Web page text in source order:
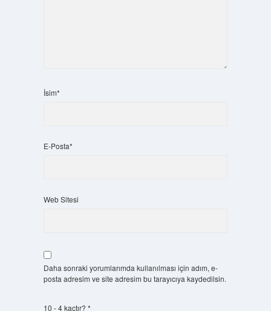
İsim*
E-Posta*
Web Sitesi
Daha sonraki yorumlarımda kullanılması için adım, e-
posta adresim ve site adresim bu tarayıcıya kaydedilsin.
10 - 4 kaçtır? *